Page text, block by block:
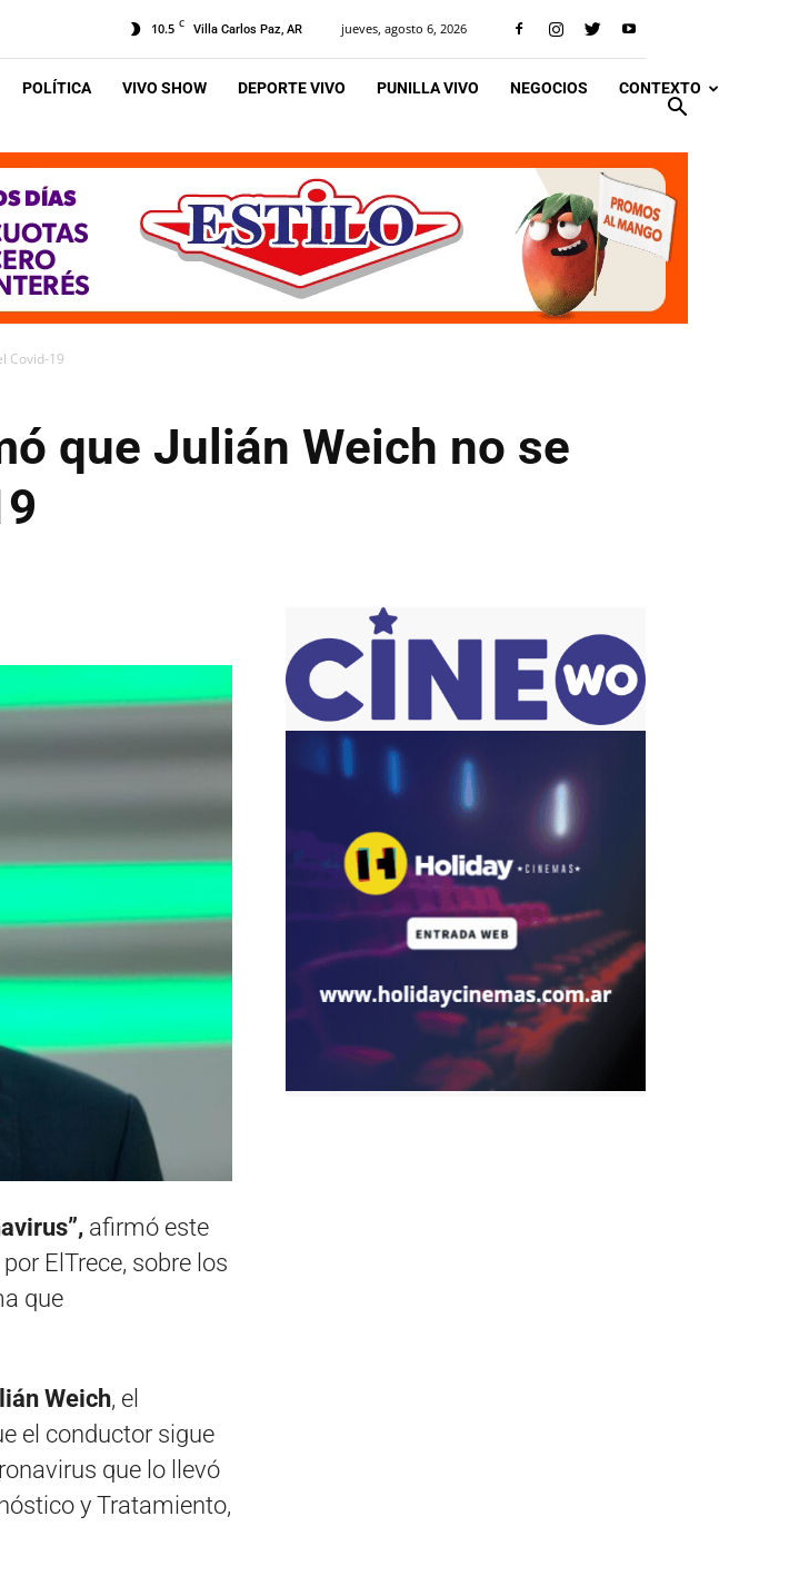
10.5 C Villa Carlos Paz, AR jueves, agosto 6, 2026
POLÍTICA VIVO SHOW DEPORTE VIVO PUNILLA VIVO NEGOCIOS CONTEXTO
Covid-19
que Julián Weich no se
afirmó este
ElTrece, sobre los
que
Weich, el
el conductor sigue
que lo llevó
y Tratamiento,